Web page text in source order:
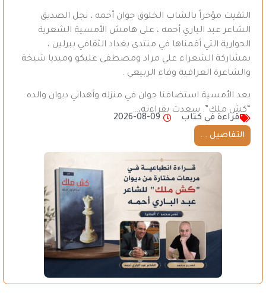
التقيت مؤخراً بالشاب الخلوق جوان أحمه ، نجل الصديق
الشاعر عبد الباري أحمه ، على هامش الأمسية الشعرية
الحوارية التي أقمناها في منتدى بغداد الثقافي ببرلين ،
بمشاركة الشعراء علي مراد ومصطفى عليكو وميديا شيخة
والشاعرة العراقية وفاء الربيعي .
بعد الأمسية استضافنا جوان في منزله وأهداني ديوان والده
“كش ملك”. سعدت بقراءته،…
قراءة في كتاب
2026-08-09
التفاصيل ...